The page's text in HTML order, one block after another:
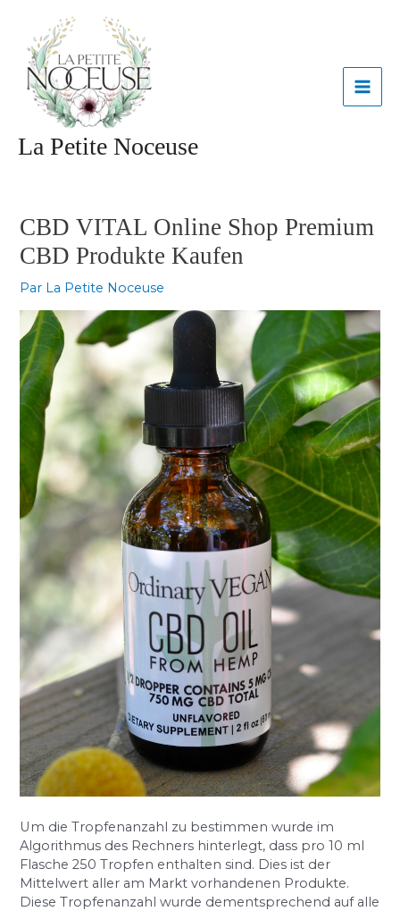
contenu
La Petite Noceuse
CBD VITAL Online Shop Premium
CBD Produkte Kaufen
Par La Petite Noceuse
Um die Tropfenanzahl zu bestimmen wurde im
Algorithmus des Rechners hinterlegt, dass pro 10 ml
Flasche 250 Tropfen enthalten sind. Dies ist der
Mittelwert aller am Markt vorhandenen Produkte.
Diese Tropfenanzahl wurde dementsprechend auf alle
articles